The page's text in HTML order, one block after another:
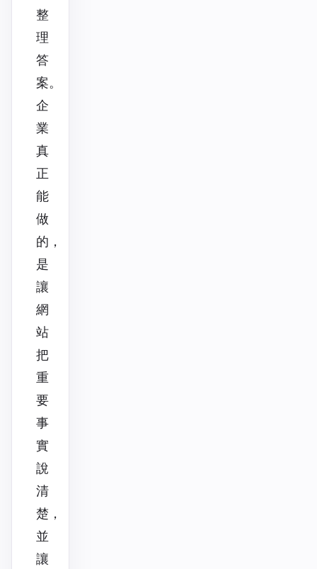
整
理
答
案。
企
業
真
正
能
做
的，
是
讓
網
站
把
重
要
事
實
說
清
楚，
並
讓